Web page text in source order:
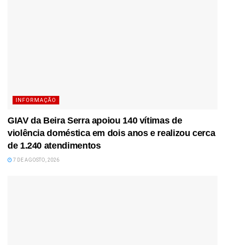
INFORMAÇÃO
GIAV da Beira Serra apoiou 140 vítimas de
violência doméstica em dois anos e realizou cerca
de 1.240 atendimentos
7 DE AGOSTO, 2026